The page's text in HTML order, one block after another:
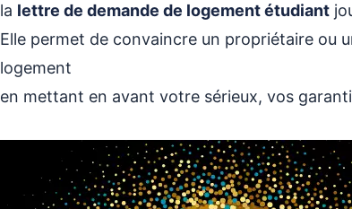
la lettre de demande de logement étudiant
Elle permet de convaincre un propriétaire ou
logement
en mettant en avant votre sérieux, vos